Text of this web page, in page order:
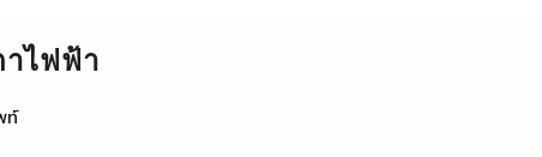
าไฟฟ้า
ท์